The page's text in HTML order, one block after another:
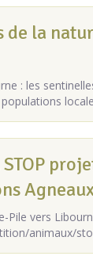
la
: les
populations
Pile vers
animaux/